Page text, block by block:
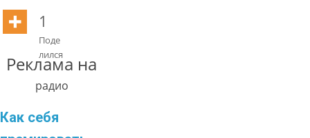
1
Поде
лился
Реклама на
радио
Как себя